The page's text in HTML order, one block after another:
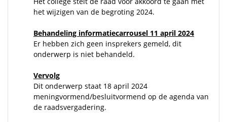
het wijzigen van de begroting 2024.
Behandeling informatiecarrousel 11 april 2024
Er hebben zich geen insprekers gemeld, dit
onderwerp is niet behandeld.
Vervolg
Dit onderwerp staat 18 april 2024
meningvormend/besluitvormend op de agenda van
de raadsvergadering.